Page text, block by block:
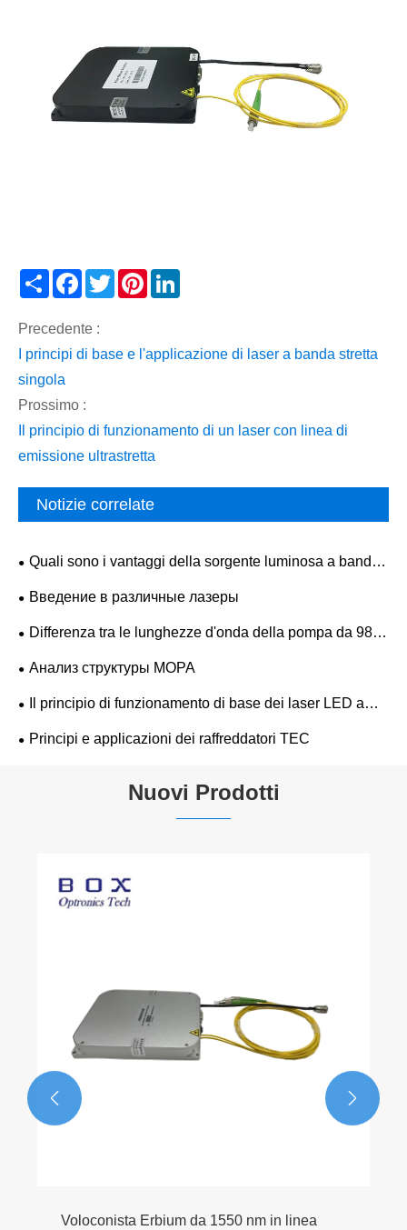
Share Facebook
TwitterPinterest
Precedente :
I principi di base e l'applicazione di laser a banda stretta
singola
Prossimo :
Il principio di funzionamento di un laser con linea di
emissione ultrastretta
Notizie correlate
Quali sono i vantaggi della sorgente luminosa a banda
larga ASE rispetto alle sorgenti convenzionali?
Введение в различные лазеры
Differenza tra le lunghezze d'onda della pompa da 980
nm e 1480 nm
Анализ структуры MOPA
Il principio di funzionamento di base dei laser LED a
semiconduttore superluminescenti
Principi e applicazioni dei raffreddatori TEC
Nuovi Prodotti
Sorgente laser visibile per la ricerca
 